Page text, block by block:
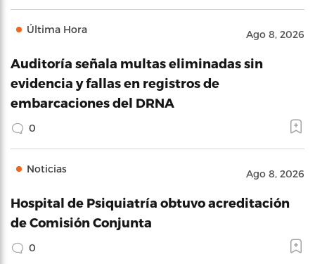
Última Hora Ago 8, 2026
Auditoría señala multas eliminadas sin
evidencia y fallas en registros de
embarcaciones del DRNA
0
Noticias Ago 8, 2026
Hospital de Psiquiatría obtuvo acreditación
de Comisión Conjunta
0